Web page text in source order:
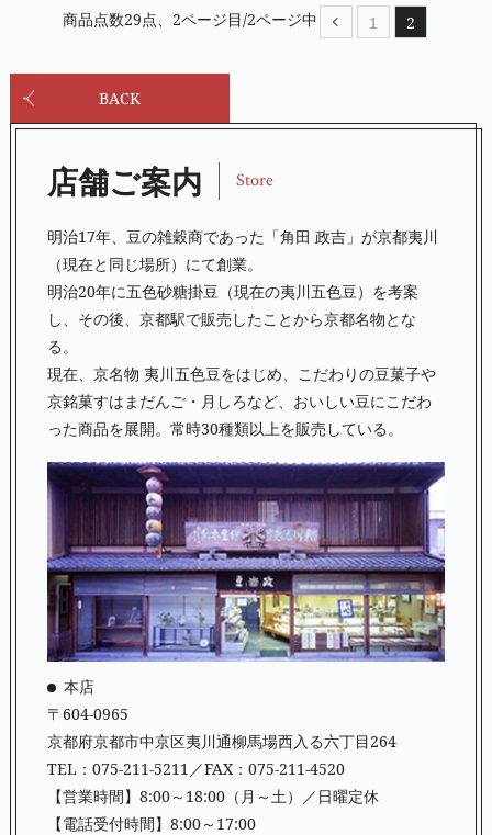
商品点数29点、2ページ目/2ページ中 1 2
BACK
店舗ご案内 Store
明治17年、豆の雑穀商であった「角田 政吉」が京都夷川
（現在と同じ場所）にて創業。
明治20年に五色砂糖掛豆（現在の夷川五色豆）を考案
し、その後、京都駅で販売したことから京都名物とな
る。
現在、京名物 夷川五色豆をはじめ、こだわりの豆菓子や
京銘菓すはまだんご・月しろなど、おいしい豆にこだわ
った商品を展開。常時30種類以上を販売している。
本店
〒604-0965
京都府京都市中京区夷川通柳馬場西入る六丁目264
TEL：075-211-5211 ／FAX：075-211-4520
【営業時間】8:00～18:00（月～土）／日曜定休
【電話受付時間】8:00～17:00